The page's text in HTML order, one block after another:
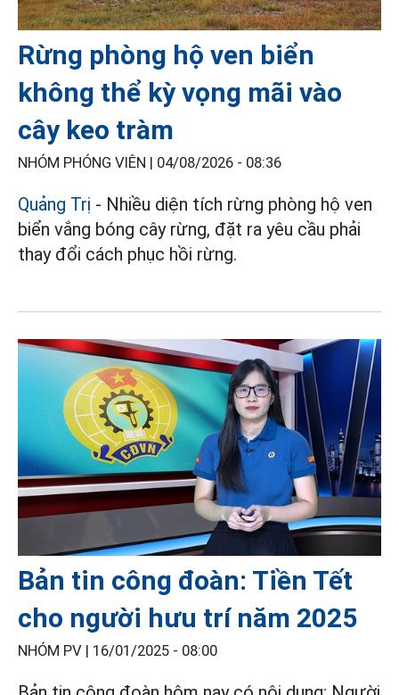
Rừng phòng hộ ven biển
không thể kỳ vọng mãi vào
cây keo tràm
NHÓM PHÓNG VIÊN | 04/08/2026 - 08:36
Quảng Trị - Nhiều diện tích rừng phòng hộ ven
biển vắng bóng cây rừng, đặt ra yêu cầu phải
thay đổi cách phục hồi rừng.
Bản tin công đoàn: Tiền Tết
cho người hưu trí năm 2025
NHÓM PV | 16/01/2025 - 08:00